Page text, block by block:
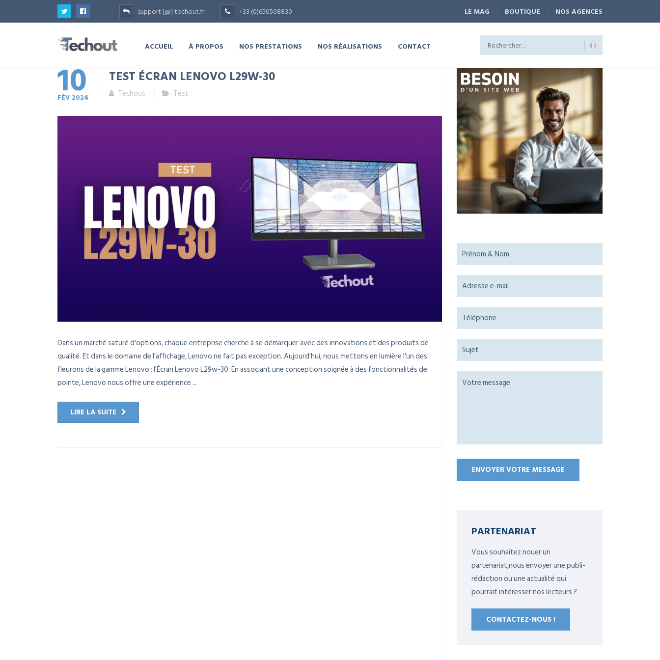
support [@] techout.fr +33 (0)650508830 LE MAG BOUTIQUE NOS AGENCES
ACCUEIL À PROPOS NOS PRESTATIONS NOS RÉALISATIONS CONTACT
10
FÉV 2024
TEST ÉCRAN LENOVO L29W-30
Techout Test
Dans un marché saturé d'options, chaque entreprise cherche à se démarquer avec des innovations et des produits de
qualité. Et dans le domaine de l'affichage, Lenovo ne fait pas exception. Aujourd'hui, nous mettons en lumière l'un des
fleurons de la gamme Lenovo : l'Écran Lenovo L29w-30. En associant une conception soignée à des fonctionnalités de
pointe, Lenovo nous offre une expérience ...
LIRE LA SUITE
PARTENARIAT
Vous souhaitez nouer un
partenariat,nous envoyer une publi-
rédaction ou une actualité qui
pourrait intéresser nos lecteurs ?
CONTACTEZ-NOUS !